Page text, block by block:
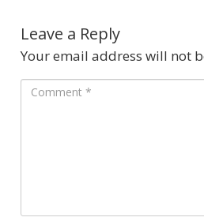
Leave a Reply
Your email address will not